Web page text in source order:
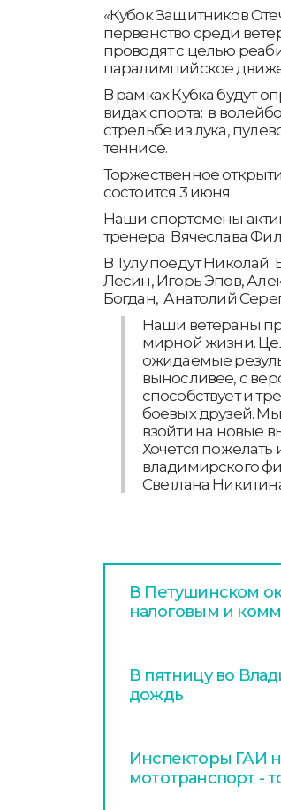
«Кубок Защитников
первенство среди
проводят с целью
паралимпийское
В рамках Кубка будут
видах спорта: в
стрельбе из лука,
теннисе.
Торжественное
состоится 3 июня.
Наши спортсмены
тренера Вячеслава
В Тулу поедут Николай
Лесин, Игорь Эпов,
Богдан, Анатолий
Наши ветераны
мирной жизни.
ожидаемые
выносливее, с
способствует и
боевых друзей.
взойти на новые
Хочется пожелать
владимирского
Светлана
В Петушинском
налоговым и
В пятницу во
дождь
Инспекторы ГАИ
мототранспорт -